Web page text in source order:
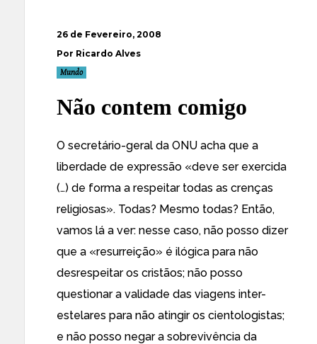
26 de Fevereiro, 2008
Por Ricardo Alves
Mundo
Não contem comigo
O secretário-geral da ONU acha que a
liberdade de expressão «deve ser exercida
(…) de forma a respeitar todas as crenças
religiosas». Todas? Mesmo todas? Então,
vamos lá a ver: nesse caso, não posso dizer
que a «resurreição» é ilógica para não
desrespeitar os cristãos; não posso
questionar a validade das viagens inter-
estelares para não atingir os cientologistas;
e não posso negar a sobrevivência da